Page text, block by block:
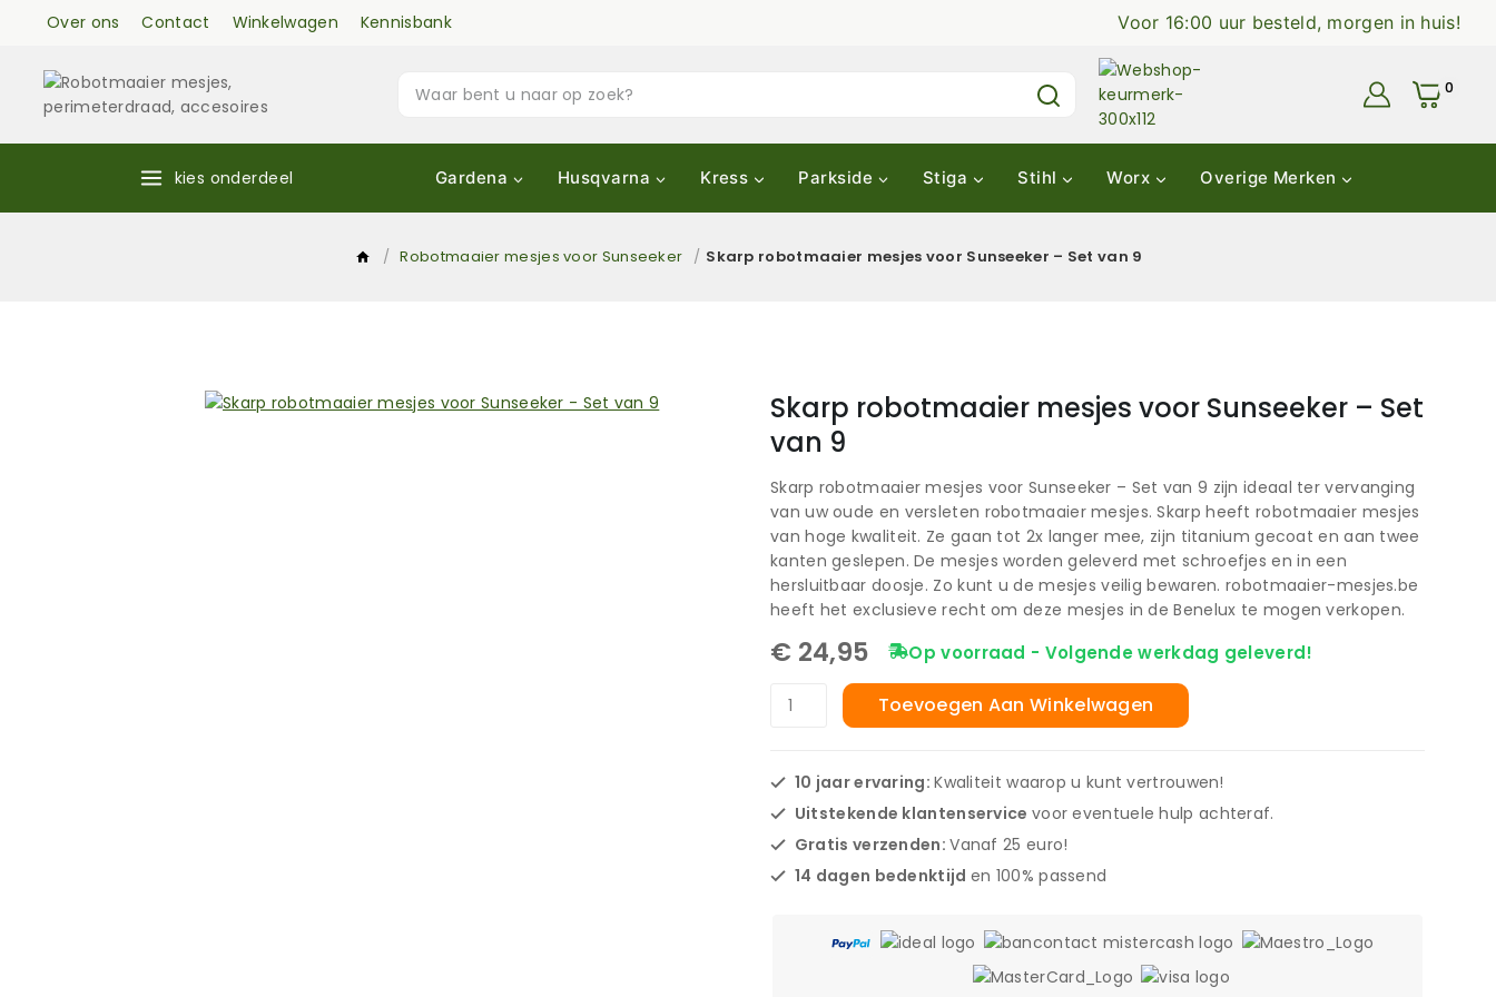
Over ons Contact Winkelwagen Kennisbank Voor 16:00 uur besteld, morgen in huis!
0
kies onderdeel Gardena Husqvarna Kress Parkside Stiga Stihl Worx Overige Merken
/ Robotmaaier mesjes voor Sunseeker / Skarp robotmaaier mesjes voor Sunseeker – Set van 9
Skarp robotmaaier mesjes voor Sunseeker – Set
van 9
Skarp robotmaaier mesjes voor Sunseeker – Set van 9 zijn ideaal ter vervanging
van uw oude en versleten robotmaaier mesjes. Skarp heeft robotmaaier mesjes
van hoge kwaliteit. Ze gaan tot 2x langer mee, zijn titanium gecoat en aan twee
kanten geslepen. De mesjes worden geleverd met schroefjes en in een
hersluitbaar doosje. Zo kunt u de mesjes veilig bewaren. robotmaaier-mesjes.be
heeft het exclusieve recht om deze mesjes in de Benelux te mogen verkopen.
€ 24,95 Op voorraad - Volgende werkdag geleverd!
Toevoegen Aan Winkelwagen
10 jaar ervaring:Kwaliteit waarop u kunt vertrouwen!
Uitstekende klantenservice voor eventuele hulp achteraf.
Gratis verzenden:Vanaf 25 euro!
14 dagen bedenktijd en 100% passend